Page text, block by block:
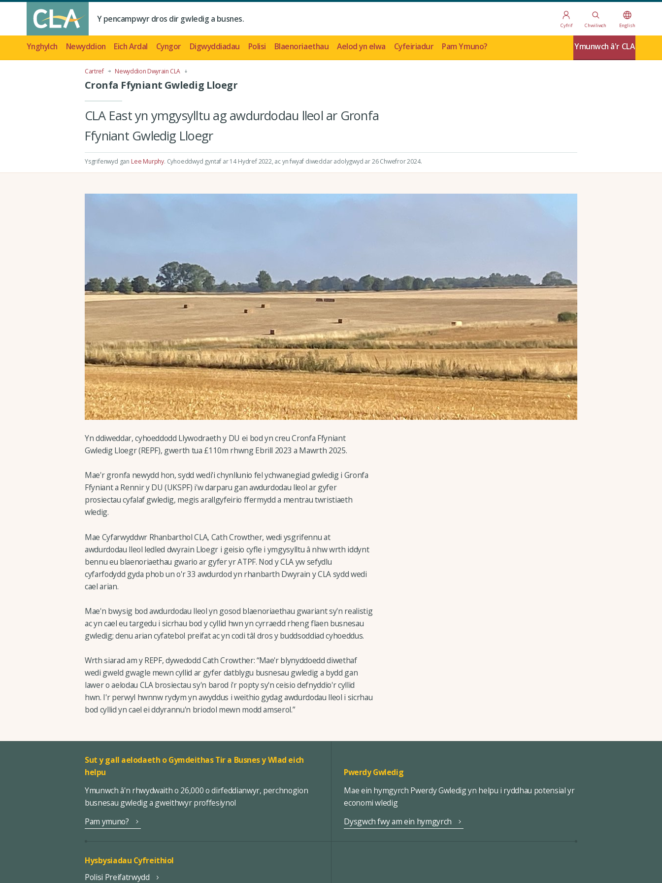
Y pencampwyr dros dir gwledig a busnes.
Cyfrif Chwiliwch English
Ynghylch Newyddion Eich Ardal Cyngor Digwyddiadau Polisi Blaenoriaethau Aelod yn elwa Cyfeiriadur Pam Ymuno? Ymunwch â'r CLA
Cartref Newyddion Dwyrain CLA
Cronfa Ffyniant Gwledig Lloegr
CLA East yn ymgysylltu ag awdurdodau lleol ar Gronfa
Ffyniant Gwledig Lloegr
Ysgrifenwyd gan Lee Murphy. Cyhoeddwyd gyntaf ar 14 Hydref 2022, ac yn fwyaf diweddar adolygwyd ar 26 Chwefror 2024.
Yn ddiweddar, cyhoeddodd Llywodraeth y DU ei bod yn creu Cronfa Ffyniant
Gwledig Lloegr (REPF), gwerth tua £110m rhwng Ebrill 2023 a Mawrth 2025.
Mae'r gronfa newydd hon, sydd wedi'i chynllunio fel ychwanegiad gwledig i Gronfa
Ffyniant a Rennir y DU (UKSPF) i'w darparu gan awdurdodau lleol ar gyfer
prosiectau cyfalaf gwledig, megis arallgyfeirio ffermydd a mentrau twristiaeth
wledig.
Mae Cyfarwyddwr Rhanbarthol CLA, Cath Crowther, wedi ysgrifennu at
awdurdodau lleol ledled dwyrain Lloegr i geisio cyfle i ymgysylltu â nhw wrth iddynt
bennu eu blaenoriaethau gwario ar gyfer yr ATPF. Nod y CLA yw sefydlu
cyfarfodydd gyda phob un o'r 33 awdurdod yn rhanbarth Dwyrain y CLA sydd wedi
cael arian.
Mae'n bwysig bod awdurdodau lleol yn gosod blaenoriaethau gwariant sy'n realistig
ac yn cael eu targedu i sicrhau bod y cyllid hwn yn cyrraedd rheng flaen busnesau
gwledig; denu arian cyfatebol preifat ac yn codi tâl dros y buddsoddiad cyhoeddus.
Wrth siarad am y REPF, dywedodd Cath Crowther: “Mae'r blynyddoedd diwethaf
wedi gweld gwagle mewn cyllid ar gyfer datblygu busnesau gwledig a bydd gan
lawer o aelodau CLA brosiectau sy'n barod i'r popty sy'n ceisio defnyddio'r cyllid
hwn. I'r perwyl hwnnw rydym yn awyddus i weithio gydag awdurdodau lleol i sicrhau
bod cyllid yn cael ei ddyrannu'n briodol mewn modd amserol.”
Sut y gall aelodaeth o Gymdeithas Tir a Busnes y Wlad eich
helpu
Ymunwch â'n rhwydwaith o 26,000 o dirfeddianwyr, perchnogion
busnesau gwledig a gweithwyr proffesiynol
Pam ymuno?
Pwerdy Gwledig
Mae ein hymgyrch Pwerdy Gwledig yn helpu i ryddhau potensial yr
economi wledig
Dysgwch fwy am ein hymgyrch
Hysbysiadau Cyfreithiol
Polisi Preifatrwydd